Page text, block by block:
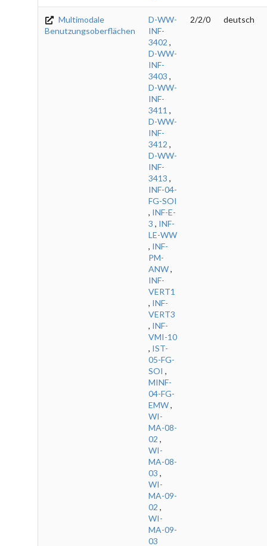
Multimodale
Benutzungsoberflächen
D-WW-
INF-
3402 ,
D-WW-
INF-
3403 ,
D-WW-
INF-
3411 ,
D-WW-
INF-
3412 ,
D-WW-
INF-
3413 ,
INF-04-
FG-SOI
, INF-E-
3 , INF-
LE-WW
, INF-
PM-
ANW,
INF-
VERT1
, INF-
VERT3
, INF-
VMI-10
, IST-
05-FG-
SOI ,
MINF-
04-FG-
EMW,
WI-
MA-08-
02 ,
WI-
MA-08-
03 ,
WI-
MA-09-
02 ,
WI-
MA-09-
03
2/2/0 deutsch